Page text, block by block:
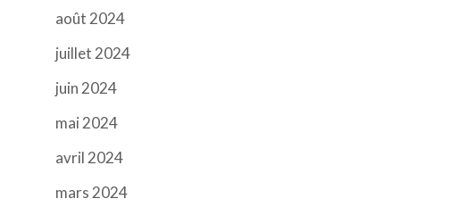
août 2024
juillet 2024
juin 2024
mai 2024
avril 2024
mars 2024